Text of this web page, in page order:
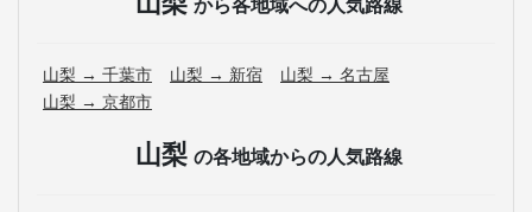
から各地域への人気路線
山梨 → 千葉市 山梨 → 新宿
山梨 → 名古屋
山梨 → 京都市
山梨 の各地域からの人気路線